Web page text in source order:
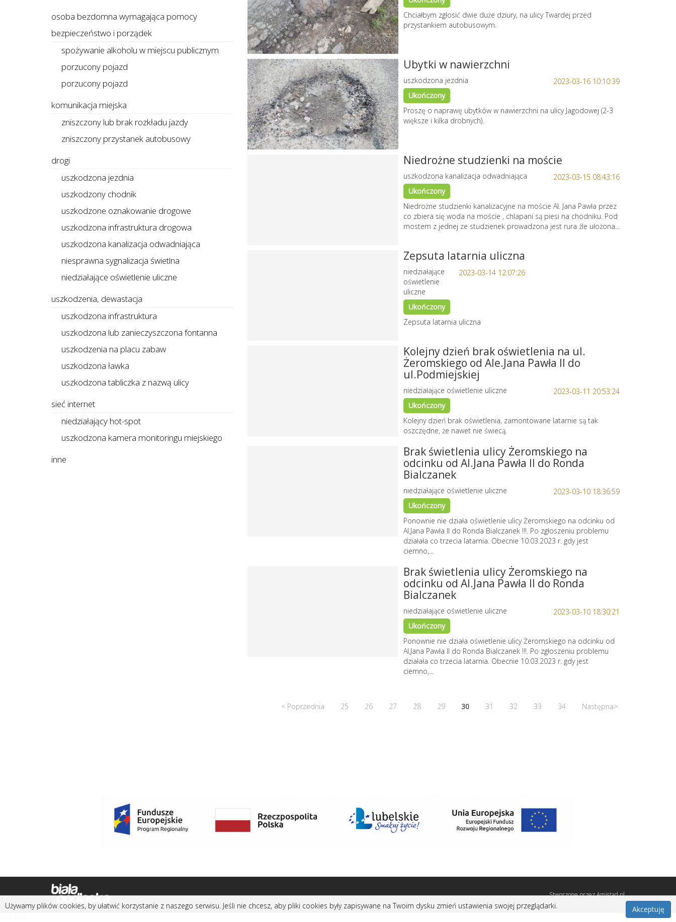
Chciałbym zgłosić dwie duże dziury, na ulicy Twardej przed
przystankiem autobusowym.
Ubytki w nawierzchni
2023-03-16 10:10:39
uszkodzona jezdnia
Ukończony
Proszę o naprawę ubytków w nawierzchni na ulicy Jagodowej (2-3
większe i kilka drobnych).
Niedrożne studzienki na moście
2023-03-15 08:43:16
uszkodzona kanalizacja odwadniająca
Ukończony
Niedrożne studzienki kanalizacyjne na moście Al. Jana Pawła przez
co zbiera się woda na moście , chlapani są piesi na chodniku. Pod
mostem z jednej ze studzienek prowadzona jest rura źle ułożona...
Zepsuta latarnia uliczna
2023-03-14 12:07:26
niedziałające
oświetlenie
uliczne
Ukończony
Zepsuta latarnia uliczna
Kolejny dzień brak oświetlenia na ul.
Żeromskiego od Ale.Jana Pawła II do
ul.Podmiejskiej
2023-03-11 20:53:24
niedziałające oświetlenie uliczne
Ukończony
Kolejny dzień brak oświetlenia, zamontowane latarnie są tak
oszczędne, że nawet nie świecą.
Brak świetlenia ulicy Żeromskiego na
odcinku od Al.Jana Pawła II do Ronda
Bialczanek
2023-03-10 18:36:59
niedziałające oświetlenie uliczne
Ukończony
Ponownie nie działa oświetlenie ulicy Żeromskiego na odcinku od
Al.Jana Pawła II do Ronda Bialczanek !!!. Po zgłoszeniu problemu
działała co trzecia latarnia. Obecnie 10.03.2023 r. gdy jest
ciemno,...
Brak świetlenia ulicy Żeromskiego na
odcinku od Al.Jana Pawła II do Ronda
Bialczanek
2023-03-10 18:30:21
niedziałające oświetlenie uliczne
Ukończony
Ponownie nie działa oświetlenie ulicy Żeromskiego na odcinku od
Al.Jana Pawła II do Ronda Bialczanek !!!. Po zgłoszeniu problemu
działała co trzecia latarnia. Obecnie 10.03.2023 r. gdy jest
ciemno,...
< Poprzednia 25 26 27 28 29 30 31 32 33 34 Następna>
osoba bezdomna wymagająca pomocy
bezpieczeństwo i porządek
spożywanie alkoholu w miejscu publicznym
porzucony pojazd
porzucony pojazd
komunikacja miejska
zniszczony lub brak rozkładu jazdy
zniszczony przystanek autobusowy
drogi
uszkodzona jezdnia
uszkodzony chodnik
uszkodzone oznakowanie drogowe
uszkodzona infrastruktura drogowa
uszkodzona kanalizacja odwadniająca
niesprawna sygnalizacja świetlna
niedziałające oświetlenie uliczne
uszkodzenia, dewastacja
uszkodzona infrastruktura
uszkodzona lub zanieczyszczona fontanna
uszkodzenia na placu zabaw
uszkodzona ławka
uszkodzona tabliczka z nazwą ulicy
sieć internet
niedziałający hot-spot
uszkodzona kamera monitoringu miejskiego
inne
Stworzone przezAmistad.pl
Używamy plików cookies, by ułatwić korzystanie z naszego serwisu. Jeśli nie chcesz, aby pliki cookies były zapisywane na Twoim dysku zmień ustawienia swojej przeglądarki.
Akceptuję